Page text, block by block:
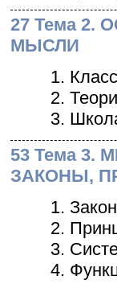
27 Тема
МЫСЛИ
1.
2.
3.
53 Тема
ЗАКОНЫ,
1.
2.
3.
4.